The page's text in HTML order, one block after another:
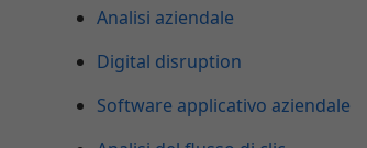
Analisi aziendale
Digital disruption
Software applicativo aziendale